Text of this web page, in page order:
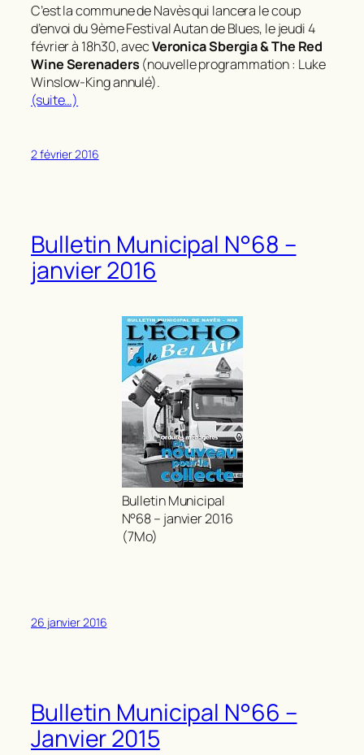
C’est la commune de Navès qui lancera le coup
d’envoi du 9ème Festival Autan de Blues, le jeudi 4
février à 18h30, avecVeronica Sbergia & The Red
Wine Serenaders (nouvelle programmation : Luke
Winslow-King annulé).
(suite…)
2 février 2016
Bulletin Municipal N°68 –
janvier 2016
Bulletin Municipal
N°68 – janvier 2016
(7Mo)
26 janvier 2016
Bulletin Municipal N°66 –
Janvier 2015